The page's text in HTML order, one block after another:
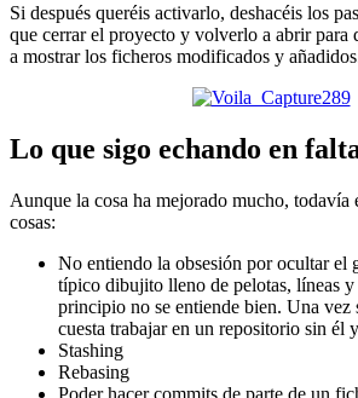
Si después queréis activarlo, deshacéis los
que cerrar el proyecto y volverlo a abrir para
a mostrar los ficheros modificados y
Lo que sigo echando en
Aunque la cosa ha mejorado mucho, todavía
cosas:
No entiendo la obsesión por ocultar el
típico dibujito lleno de pelotas, líneas y
principio no se entiende bien. Una vez
cuesta trabajar en un repositorio sin él
Stashing
Rebasing
Poder hacer commits de parte de un